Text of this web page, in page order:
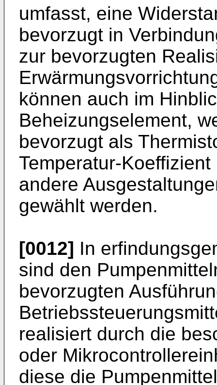
umfasst, eine
bevorzugt in
zur bevorzugten
können auch im
Beheizungselement,
bevorzugt als
Temperatur-
andere
gewählt werden.
[0012] In
sind den
bevorzugten
realisiert durch die
oder
diese die